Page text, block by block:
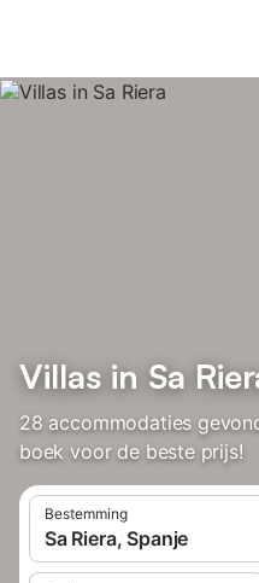
Villas in Sa
28 accommodaties
boek voor de beste prijs!
Bestemming
Sa Riera, Spanje